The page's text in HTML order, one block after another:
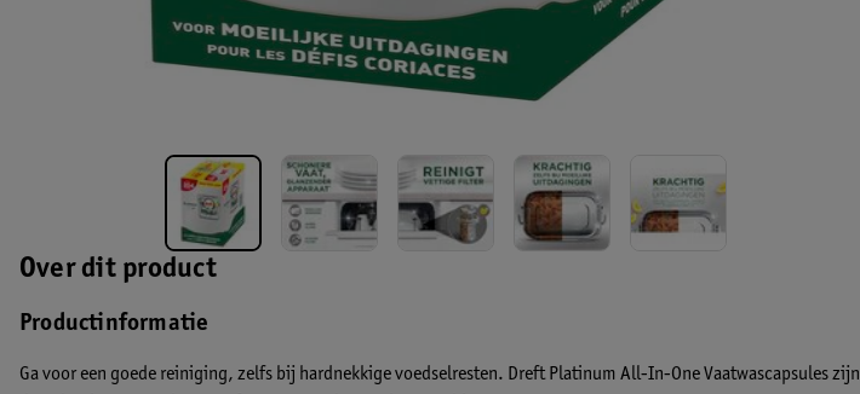
Over dit product
Productinformatie
Ga voor een goede reiniging, zelfs bij hardnekkige voedselresten. Dreft Platinum All-In-One Vaatwascapsules zijn